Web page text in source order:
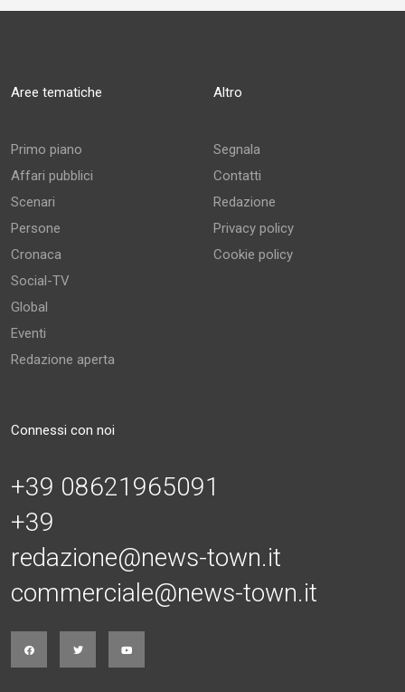
Aree tematiche
Primo piano
Affari pubblici
Scenari
Persone
Cronaca
Social-TV
Global
Eventi
Redazione aperta
Altro
Segnala
Contatti
Redazione
Privacy policy
Cookie policy
Connessi con noi
+39 08621965091
+39
redazione@news-town.it
commerciale@news-town.it